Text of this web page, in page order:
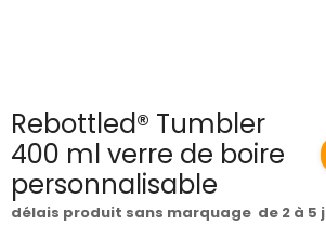
Rebottled® Tumbler
400 ml verre de boire
personnalisable
délais produit sans marquage de 2 à 5